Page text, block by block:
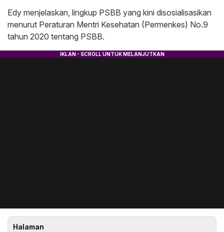
Edy menjelaskan, lingkup PSBB yang kini disosialisasikan
menurut Peraturan Mentri Kesehatan (Permenkes) No.9
tahun 2020 tentang PSBB.
Halaman